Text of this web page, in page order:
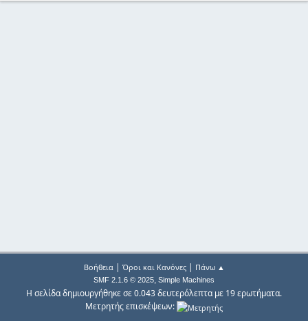
Βοήθεια| Όροι και Κανόνες| Πάνω ▲
SMF 2.1.6 © 2025, Simple Machines
Η σελίδα δημιουργήθηκε σε 0.043 δευτερόλεπτα με 19 ερωτήματα.
Μετρητής επισκέψεων: